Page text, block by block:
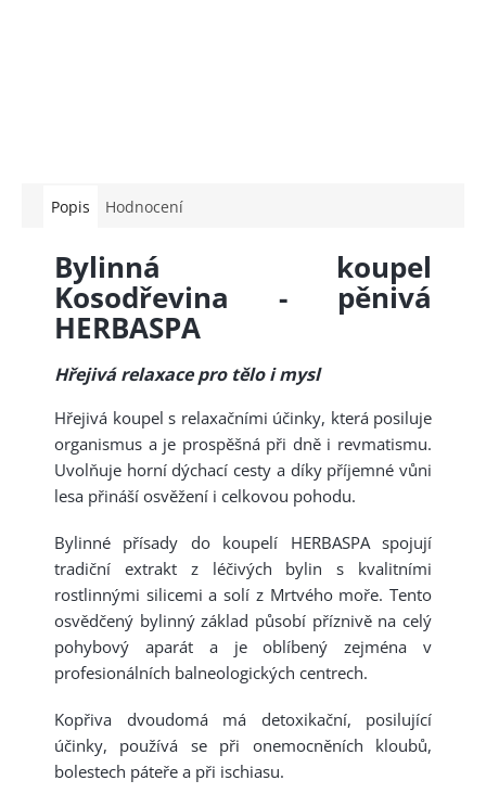
Popis Hodnocení
Bylinná koupel
Kosodřevina - pěnivá
HERBASPA
Hřejivá relaxace pro tělo i mysl
Hřejivá koupel s relaxačními účinky, která posiluje
organismus a je prospěšná při dně i revmatismu.
Uvolňuje horní dýchací cesty a díky příjemné vůni
lesa přináší osvěžení i celkovou pohodu.
Bylinné přísady do koupelí HERBASPA spojují
tradiční extrakt z léčivých bylin s kvalitními
rostlinnými silicemi a solí z Mrtvého moře. Tento
osvědčený bylinný základ působí příznivě na celý
pohybový aparát a je oblíbený zejména v
profesionálních balneologických centrech.
Kopřiva dvoudomá má detoxikační, posilující
účinky, používá se při onemocněních kloubů,
bolestech páteře a při ischiasu.